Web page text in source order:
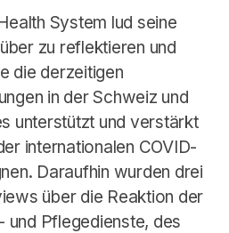
System lud seine
zu reflektieren und
die derzeitigen
in der Schweiz und
unterstützt und verstärkt
internationalen COVID-
Daraufhin wurden drei
über die Reaktion der
und Pflegedienste, des